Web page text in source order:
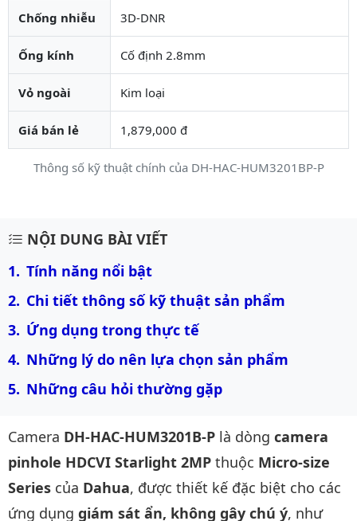
Thông số kỹ thuật chính của DH-HAC-HUM3201BP-P
Chống nhiễu 3D-DNR
Ống kính Cố định 2.8mm
Vỏ ngoài Kim loại
Giá bán lẻ 1,879,000 đ
Mô tả chi tiết sản phẩm
NỘI DUNG BÀI VIẾT
Tính năng nổi bật
Chi tiết thông số kỹ thuật sản phẩm
Ứng dụng trong thực tế
Những lý do nên lựa chọn sản phẩm
Những câu hỏi thường gặp
Camera DH-HAC-HUM3201B-P là dòng camera
pinhole HDCVI Starlight 2MP thuộc Micro-size
Series của Dahua, được thiết kế đặc biệt cho các
ứng dụng giám sát ẩn, không gây chú ý, như